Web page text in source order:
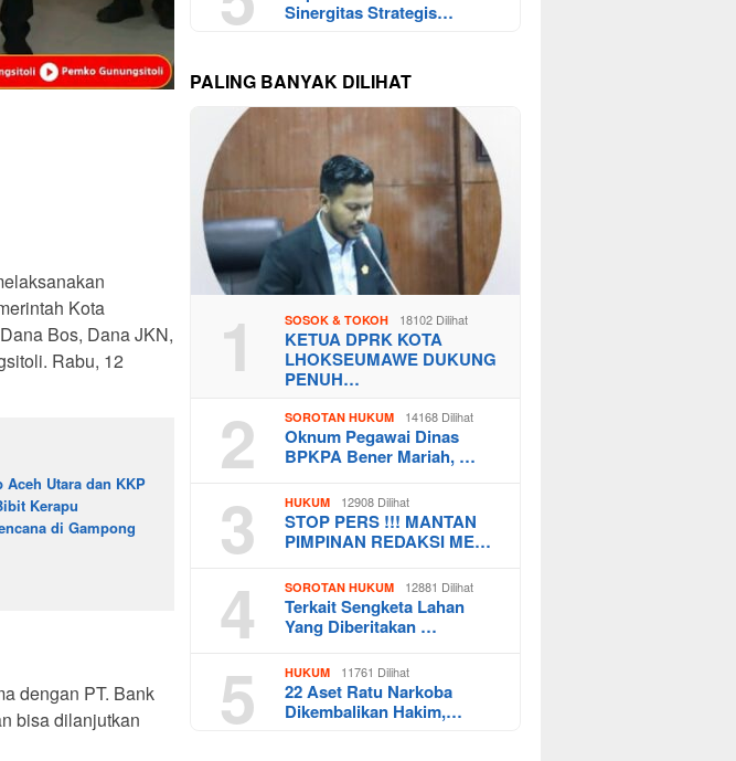
Kota
Bos, Dana JKN,
Rabu, 12
Aceh Utara dan KKP
Kerapu
di Gampong
dengan PT. Bank
bisa dilanjutkan
Sinergitas Strategis…
PALING BANYAK DILIHAT
1 SOSOK & TOKOH 18102 Dilihat
KETUA DPRK KOTA
LHOKSEUMAWE DUKUNG
PENUH…
2 SOROTAN HUKUM 14168 Dilihat
Oknum Pegawai Dinas
BPKPA Bener Mariah, …
3 HUKUM 12908 Dilihat
STOP PERS !!! MANTAN
PIMPINAN REDAKSI ME…
4 SOROTAN HUKUM 12881 Dilihat
Terkait Sengketa Lahan
Yang Diberitakan …
5 HUKUM 11761 Dilihat
22 Aset Ratu Narkoba
Dikembalikan Hakim,…